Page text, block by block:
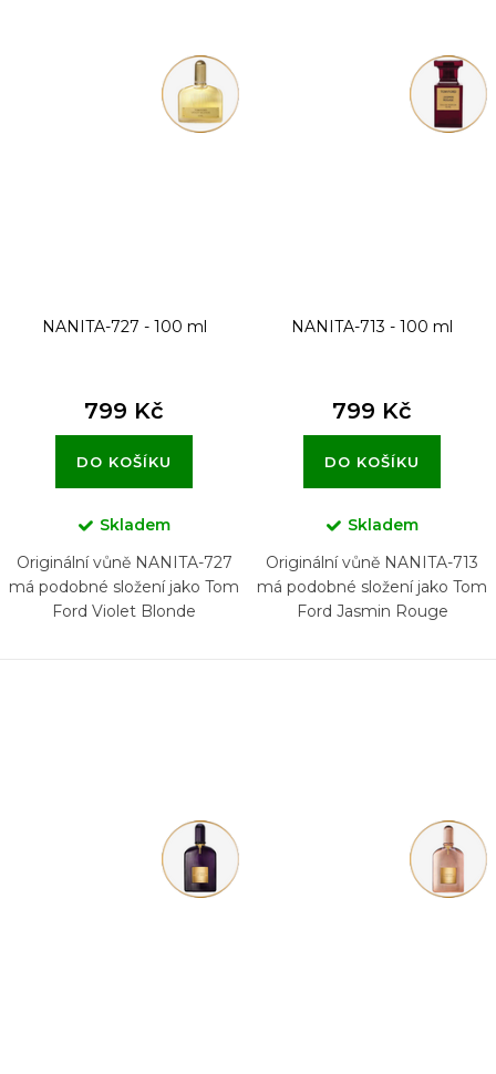
NANITA-727 - 100 ml
799 Kč
DO KOŠÍKU
Skladem
Originální vůně NANITA-727
má podobné složení jako Tom
Ford Violet Blonde
NANITA-713 - 100 ml
799 Kč
DO KOŠÍKU
Skladem
Originální vůně NANITA-713
má podobné složení jako Tom
Ford Jasmin Rouge